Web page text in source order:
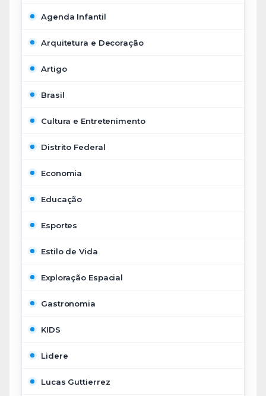
Agenda Infantil
Arquitetura e Decoração
Artigo
Brasil
Cultura e Entretenimento
Distrito Federal
Economia
Educação
Esportes
Estilo de Vida
Exploração Espacial
Gastronomia
KIDS
Lidere
Lucas Guttierrez